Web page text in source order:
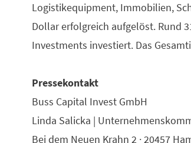
Logistikequipment, Immobilien,
Dollar erfolgreich aufgelöst. Rund
Investments investiert. Das
Pressekontakt
Buss Capital Invest GmbH
Linda Salicka |
Bei dem Neuen Krahn 2 · 20457